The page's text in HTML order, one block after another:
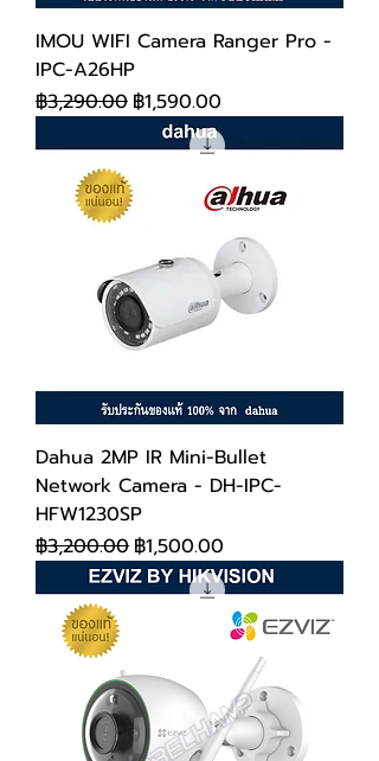
IMOU WIFI Camera Ranger Pro -
IPC-A26HP
ราคาปกติ
฿3,290.00 ราคาขายลด
฿1,590.00
Dahua 2MP IR Mini-Bullet
Network Camera - DH-IPC-
HFW1230SP
ราคาปกติ
฿3,200.00 ราคาขายลด
฿1,500.00